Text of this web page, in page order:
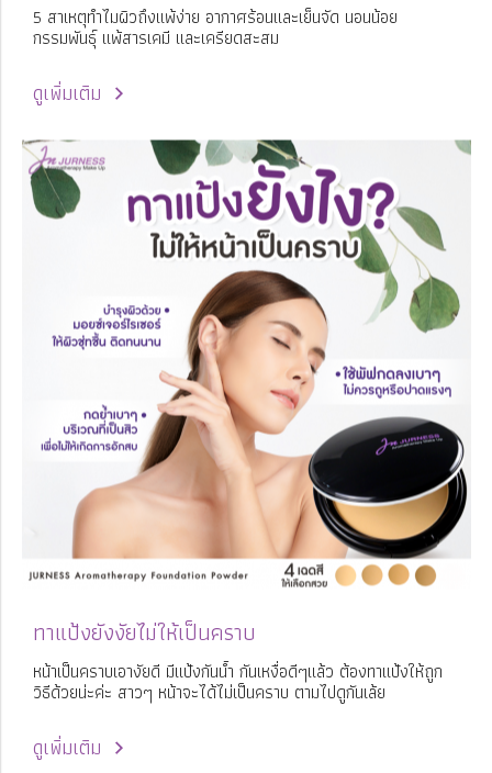
5 สาเหตุทำไมผิวถึงแพ้ง่าย อากาศร้อนและเย็นจัด นอนน้อย
กรรมพันธุ์ แพ้สารเคมี และเครียดสะสม
ดูเพิ่มเติม
ทาแป้งยังงัยไม่ให้เป็นคราบ
หน้าเป็นคราบเอางัยดี มีแป้งกันน้ำ กันเหงื่อดีๆแล้ว ต้องทาแป้งให้ถูก
วิธีด้วยน่ะค่ะ สาวๆ หน้าจะได้ไม่เป็นคราบ ตามไปดูกันเล้ย
ดูเพิ่มเติม